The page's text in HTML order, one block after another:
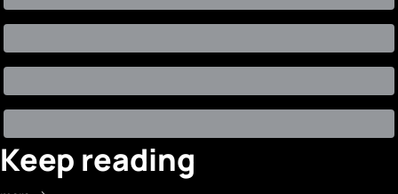
Keep reading